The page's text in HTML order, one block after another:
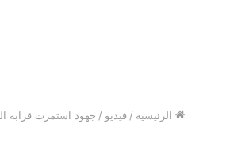
الرئيسية / فيديو / جهود استمرت قرابة